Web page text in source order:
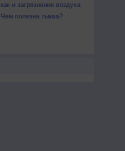
как и загрязнение воздуха
Чем полезна тыква?